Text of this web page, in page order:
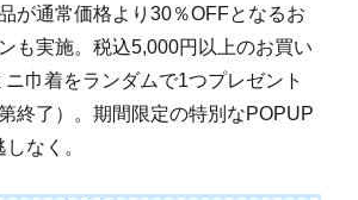
が通常価格より30％OFFとなるお
も実施。税込5,000円以上のお買い
ニ巾着をランダムで1つプレゼント
終了）。期間限定の特別なPOPUP
なく。